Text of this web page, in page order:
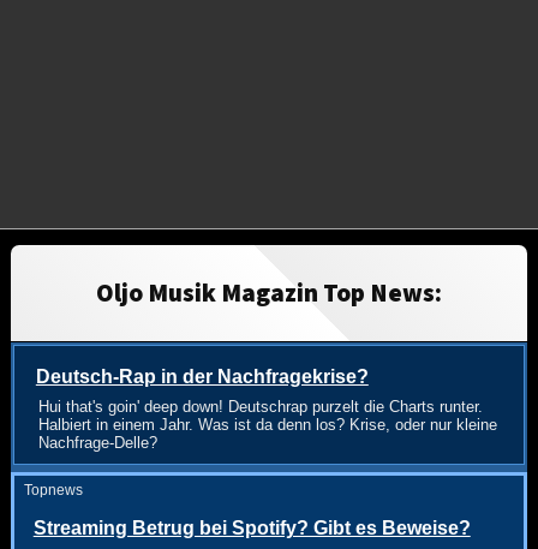
Oljo Musik Magazin Top News:
Deutsch-Rap in der Nachfragekrise?
Hui that's goin' deep down! Deutschrap purzelt die Charts runter.
Halbiert in einem Jahr. Was ist da denn los? Krise, oder nur kleine
Nachfrage-Delle?
Topnews
Streaming Betrug bei Spotify? Gibt es Beweise?